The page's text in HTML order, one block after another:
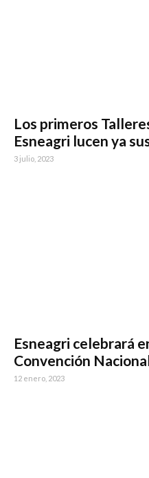
Los primeros
Esneagri lucen ya
3 julio, 2023
Esneagri celebrará
Convención
12 enero, 2023